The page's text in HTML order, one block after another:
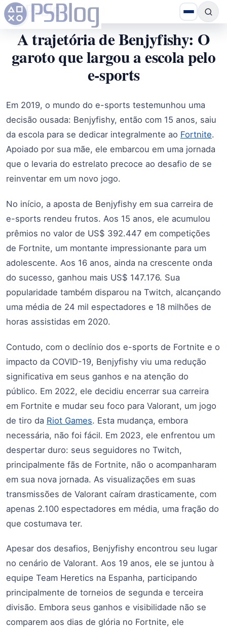
A trajetória de Benjyfishy: O
garoto que largou a escola pelo
e-sports
Em 2019, o mundo do e-sports testemunhou uma
decisão ousada: Benjyfishy, então com 15 anos, saiu
da escola para se dedicar integralmente ao Fortnite.
Apoiado por sua mãe, ele embarcou em uma jornada
que o levaria do estrelato precoce ao desafio de se
reinventar em um novo jogo.
No início, a aposta de Benjyfishy em sua carreira de
e-sports rendeu frutos. Aos 15 anos, ele acumulou
prêmios no valor de US$ 392.447 em competições
de Fortnite, um montante impressionante para um
adolescente. Aos 16 anos, ainda na crescente onda
do sucesso, ganhou mais US$ 147.176. Sua
popularidade também disparou na Twitch, alcançando
uma média de 24 mil espectadores e 18 milhões de
horas assistidas em 2020.
Contudo, com o declínio dos e-sports de Fortnite e o
impacto da COVID-19, Benjyfishy viu uma redução
significativa em seus ganhos e na atenção do
público. Em 2022, ele decidiu encerrar sua carreira
em Fortnite e mudar seu foco para Valorant, um jogo
de tiro da Riot Games. Esta mudança, embora
necessária, não foi fácil. Em 2023, ele enfrentou um
despertar duro: seus seguidores no Twitch,
principalmente fãs de Fortnite, não o acompanharam
em sua nova jornada. As visualizações em suas
transmissões de Valorant caíram drasticamente, com
apenas 2.100 espectadores em média, uma fração do
que costumava ter.
Apesar dos desafios, Benjyfishy encontrou seu lugar
no cenário de Valorant. Aos 19 anos, ele se juntou à
equipe Team Heretics na Espanha, participando
principalmente de torneios de segunda e terceira
divisão. Embora seus ganhos e visibilidade não se
comparem aos dias de glória no Fortnite, ele